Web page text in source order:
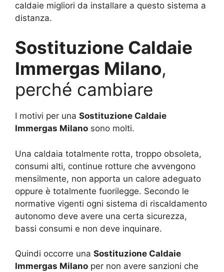
caldaie migliori da installare a questo sistema a
distanza.
Sostituzione Caldaie
Immergas Milano,
perché cambiare
I motivi per una Sostituzione Caldaie
Immergas Milano sono molti.
Una caldaia totalmente rotta, troppo obsoleta,
consumi alti, continue rotture che avvengono
mensilmente, non apporta un calore adeguato
oppure è totalmente fuorilegge. Secondo le
normative vigenti ogni sistema di riscaldamento
autonomo deve avere una certa sicurezza,
bassi consumi e non deve inquinare.
Quindi occorre una Sostituzione Caldaie
Immergas Milano per non avere sanzioni che